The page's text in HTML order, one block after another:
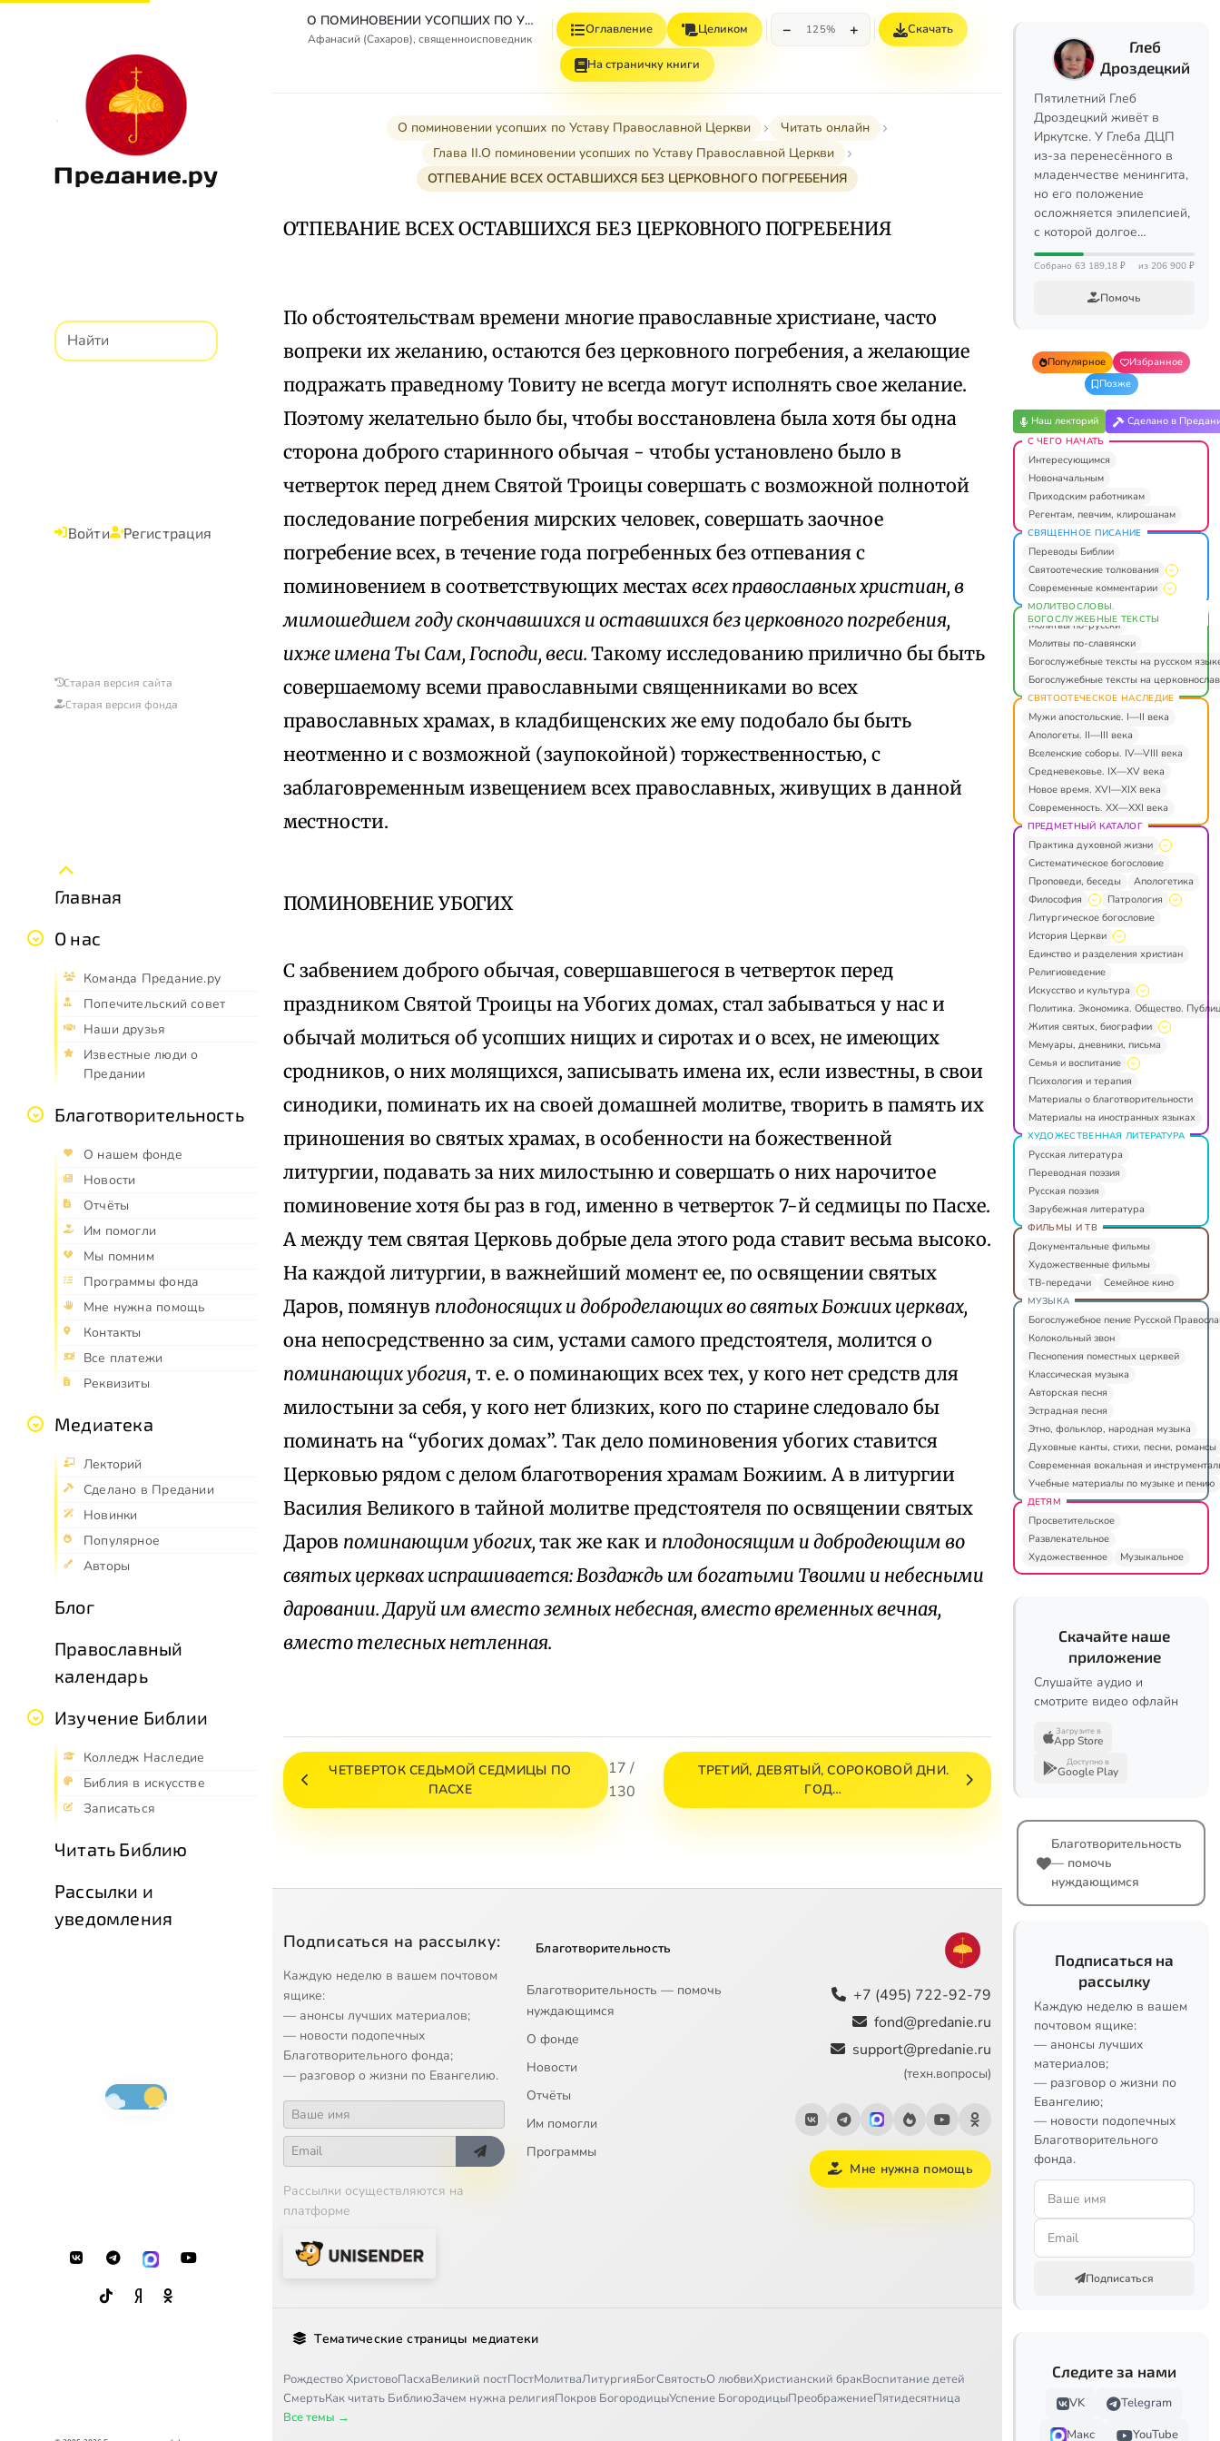
Предание.ру
Войти Регистрация
Старая версия сайта
Старая версия фонда
Главная
О нас
Команда Предание.ру
Попечительский совет
Наши друзья
Известные люди о
Предании
Благотворительность
О нашем фонде
Новости
Отчёты
Им помогли
Мы помним
Программы фонда
Мне нужна помощь
Контакты
Все платежи
Реквизиты
Медиатека
Лекторий
Сделано в Предании
Новинки
Популярное
Авторы
Блог
Православный
календарь
Изучение Библии
Колледж Наследие
Библия в искусстве
Записаться
Читать Библию
Рассылки и
уведомления
О ПОМИНОВЕНИИ УСОПШИХ ПО УСТАВУ ПРАВОСЛАВНОЙ ЦЕРКВИ
Афанасий (Сахаров), священноисповедник
Оглавление Целиком − 125% + Скачать
На страничку книги
О поминовении усопших по Уставу Православной Церкви
Читать онлайн
Глава II.О поминовении усопших по Уставу Православной Церкви
ОТПЕВАНИЕ ВСЕХ ОСТАВШИХСЯ БЕЗ ЦЕРКОВНОГО ПОГРЕБЕНИЯ
ОТПЕВАНИЕ ВСЕХ ОСТАВШИХСЯ БЕЗ ЦЕРКОВНОГО ПОГРЕБЕНИЯ
По обстоятельствам времени многие православные христиане, часто
вопреки их желанию, остаются без церковного погребения, а желающие
подражать праведному Товиту не всегда могут исполнять свое желание.
Поэтому желательно было бы, чтобы восстановлена была хотя бы одна
сторона доброго старинного обычая - чтобы установлено было в
четверток перед днем Святой Троицы совершать с возможной полнотой
последование погребения мирских человек, совершать заочное
погребение всех, в течение года погребенных без отпевания с
поминовением в соответствующих местах всех православных христиан, в
мимошедшем году скончавшихся и оставшихся без церковного погребения,
ихже имена Ты Сам, Господи, веси. Такому исследованию прилично бы быть
совершаемому всеми православными священниками во всех
православных храмах, в кладбищенских же ему подобало бы быть
неотменно и с возможной (заупокойной) торжественностью, с
заблаговременным извещением всех православных, живущих в данной
местности.
ПОМИНОВЕНИЕ УБОГИХ
С забвением доброго обычая, совершавшегося в четверток перед
праздником Святой Троицы на Убогих домах, стал забываться у нас и
обычай молиться об усопших нищих и сиротах и о всех, не имеющих
сродников, о них молящихся, записывать имена их, если известны, в свои
синодики, поминать их на своей домашней молитве, творить в память их
приношения во святых храмах, в особенности на божественной
литургии, подавать за них милостыню и совершать о них нарочитое
поминовение хотя бы раз в год, именно в четверток 7-й седмицы по Пасхе.
А между тем святая Церковь добрые дела этого рода ставит весьма высоко.
На каждой литургии, в важнейший момент ее, по освящении святых
Даров, помянув плодоносящих и доброделающих во святых Божиих церквах,
она непосредственно за сим, устами самого предстоятеля, молится о
поминающих убогия, т. е. о поминающих всех тех, у кого нет средств для
милостыни за себя, у кого нет близких, кого по старине следовало бы
поминать на “убогих домах”. Так дело поминовения убогих ставится
Церковью рядом с делом благотворения храмам Божиим. А в литургии
Василия Великого в тайной молитве предстоятеля по освящении святых
Даров поминающим убогих, так же как и плодоносящим и добродеющим во
святых церквах испрашивается: Воздаждь им богатыми Твоими и небесными
даровании. Даруй им вместо земных небесная, вместо временных вечная,
вместо телесных нетленная.
ЧЕТВЕРТОК СЕДЬМОЙ СЕДМИЦЫ ПО
ПАСХЕ
17 /
130
ТРЕТИЙ, ДЕВЯТЫЙ, СОРОКОВОЙ ДНИ.
ГОД…
Подписаться на рассылку:
Каждую неделю в вашем почтовом
ящике:
— анонсы лучших материалов;
— новости подопечных
Благотворительного фонда;
— разговор о жизни по Евангелию.
Рассылки осуществляются на
платформе
Благотворительность
Благотворительность — помочь
нуждающимся
О фонде
Новости
Отчёты
Им помогли
Программы
+7 (495) 722-92-79
fond@predanie.ru
support@predanie.ru
(техн.вопросы)
Мне нужна помощь
Тематические страницы медиатеки
Рождество ХристовоПасхаВеликий постПостМолитваЛитургияБогСвятостьО любвиХристианский бракВоспитание детей
СмертьКак читать БиблиюЗачем нужна религияПокров БогородицыУспение БогородицыПреображениеПятидесятница
Все темы →
Глеб
Дроздецкий
Пятилетний Глеб
Дроздецкий живёт в
Иркутске. У Глеба ДЦП
из-за перенесённого в
младенчестве менингита,
но его положение
осложняется эпилепсией,
с которой долгое…
Собрано 63 189,18 ₽ из 206 900 ₽
Помочь
Популярное
Избранное
Позже
Наш лекторий Сделано в
С ЧЕГО НАЧАТЬ
Интересующимся
Новоначальным
Приходским работникам
Регентам, певчим, клирошанам
СВЯЩЕННОЕ ПИСАНИЕ
Переводы Библии
Святоотеческие толкования
Современные комментарии
МОЛИТВОСЛОВЫ.
БОГОСЛУЖЕБНЫЕ ТЕКСТЫ
Молитвы по-русски
Молитвы по-славянски
Богослужебные тексты на русском
Богослужебные тексты на
СВЯТООТЕЧЕСКОЕ НАСЛЕДИЕ
Мужи апостольские. I—II века
Апологеты. II—III века
Вселенские соборы. IV—VIII века
Средневековье. IX—XV века
Новое время. XVI—XIX века
Современность. XX—XXI века
ПРЕДМЕТНЫЙ КАТАЛОГ
Практика духовной жизни
Систематическое богословие
Проповеди, беседы
Апологетика
Философия
Патрология
Литургическое богословие
История Церкви
Единство и разделения христиан
Религиоведение
Искусство и культура
Политика. Экономика. Общество.
Жития святых, биографии
Мемуары, дневники, письма
Семья и воспитание
Психология и терапия
Материалы о благотворительности
Материалы на иностранных языках
ХУДОЖЕСТВЕННАЯ ЛИТЕРАТУРА
Русская литература
Переводная поэзия
Русская поэзия
Зарубежная литература
ФИЛЬМЫ И ТВ
Документальные фильмы
Художественные фильмы
ТВ-передачи
Семейное кино
МУЗЫКА
Богослужебное пение Русской
Колокольный звон
Песнопения поместных церквей
Классическая музыка
Авторская песня
Эстрадная песня
Этно, фольклор, народная музыка
Духовные канты, стихи, песни, романсы
Современная вокальная и
Учебные материалы по музыке и пению
ДЕТЯМ
Просветительское
Развлекательное
Художественное
Музыкальное
Скачайте наше
приложение
Слушайте аудио и
смотрите видео офлайн
Загрузите в
App Store
Доступно в
Google Play
Благотворительность
— помочь
нуждающимся
Подписаться на
рассылку
Каждую неделю в вашем
почтовом ящике:
— анонсы лучших
материалов;
— разговор о жизни по
Евангелию;
— новости подопечных
Благотворительного
фонда.
Подписаться
Следите за нами
VK
Telegram
Макс
YouTube